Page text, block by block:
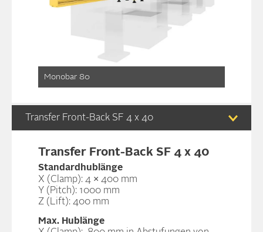
Monobar 80
Transfer Front-Back SF 4 x 40
Transfer Front-Back SF 4 x 40
Standardhublänge
X (Clamp): 4 × 400 mm
Y (Pitch): 1000 mm
Z (Lift): 400 mm
Max. Hublänge